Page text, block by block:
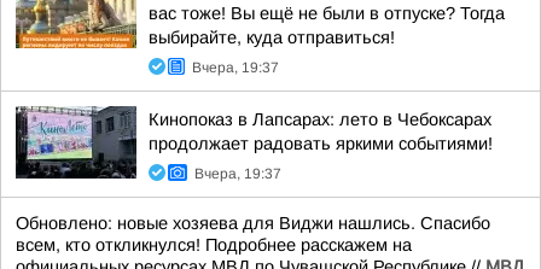
вас тоже! Вы ещё не были в отпуске? Тогда
выбирайте, куда отправиться!
Вчера, 19:37
Кинопоказ в Лапсарах: лето в Чебоксарах
продолжает радовать яркими событиями!
Вчера, 19:37
Обновлено: новые хозяева для Виджи нашлись. Спасибо
всем, кто откликнулся! Подробнее расскажем на